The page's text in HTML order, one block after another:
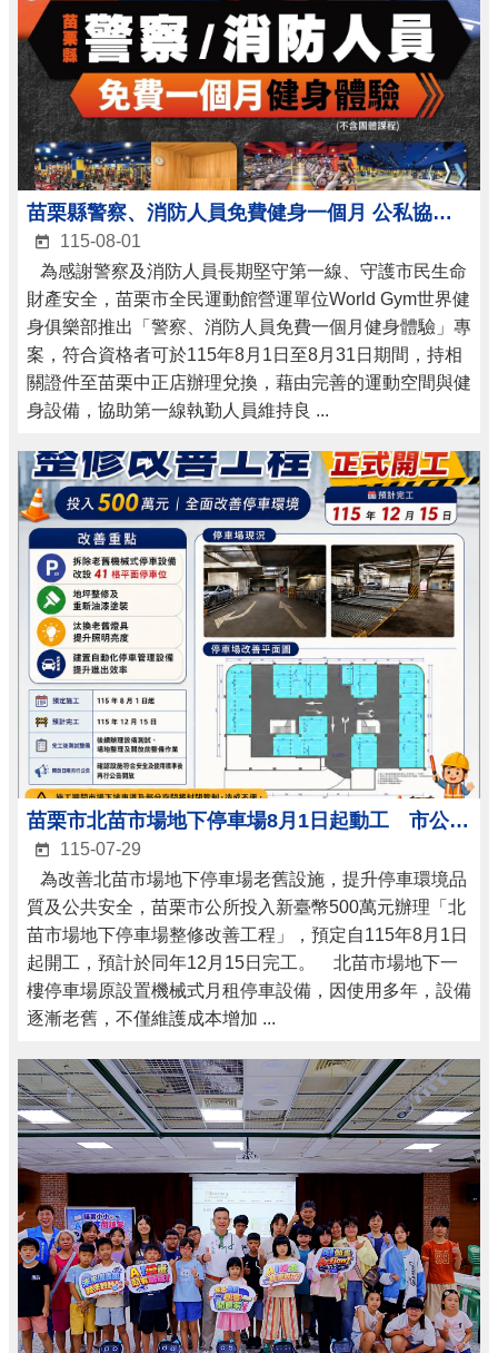
苗栗縣警察、消防人員免費健身一個月 公私協力支持第一線守護者健康 8月1日起開放兌換
115-08-01
為感謝警察及消防人員長期堅守第一線、守護市民生命
財產安全，苗栗市全民運動館營運單位World Gym世界健
身俱樂部推出「警察、消防人員免費一個月健身體驗」專
案，符合資格者可於115年8月1日至8月31日期間，持相
關證件至苗栗中正店辦理兌換，藉由完善的運動空間與健
身設備，協助第一線執勤人員維持良 ...
苗栗市北苗市場地下停車場8月1日起動工 市公所投入500萬元全面改善
115-07-29
為改善北苗市場地下停車場老舊設施，提升停車環境品
質及公共安全，苗栗市公所投入新臺幣500萬元辦理「北
苗市場地下停車場整修改善工程」，預定自115年8月1日
起開工，預計於同年12月15日完工。 北苗市場地下一
樓停車場原設置機械式月租停車設備，因使用多年，設備
逐漸老舊，不僅維護成本增加 ...